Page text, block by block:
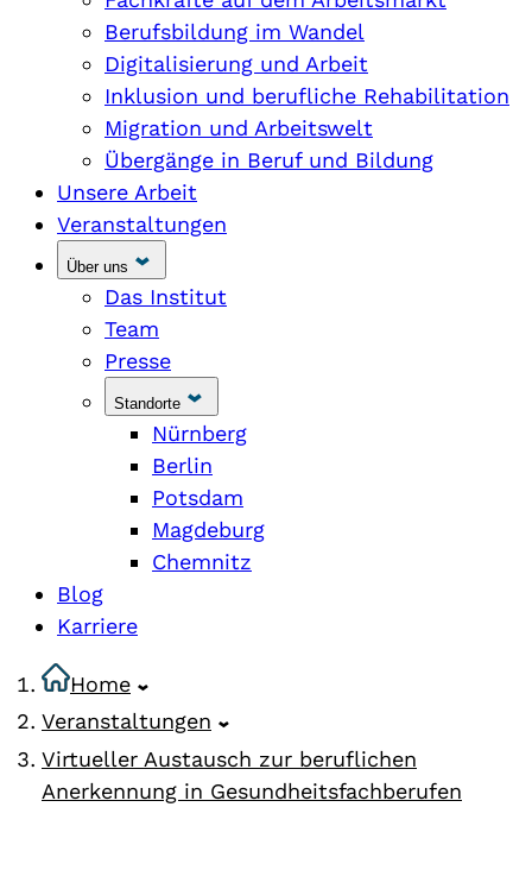
Berufsbildung im Wandel
Digitalisierung und Arbeit
Inklusion und berufliche Rehabilitation
Migration und Arbeitswelt
Übergänge in Beruf und Bildung
Unsere Arbeit
Veranstaltungen
Über uns
Das Institut
Team
Presse
Standorte
Nürnberg
Berlin
Potsdam
Magdeburg
Chemnitz
Blog
Karriere
Home
Veranstaltungen
Virtueller Austausch zur beruflichen
Anerkennung in Gesundheitsfachberufen